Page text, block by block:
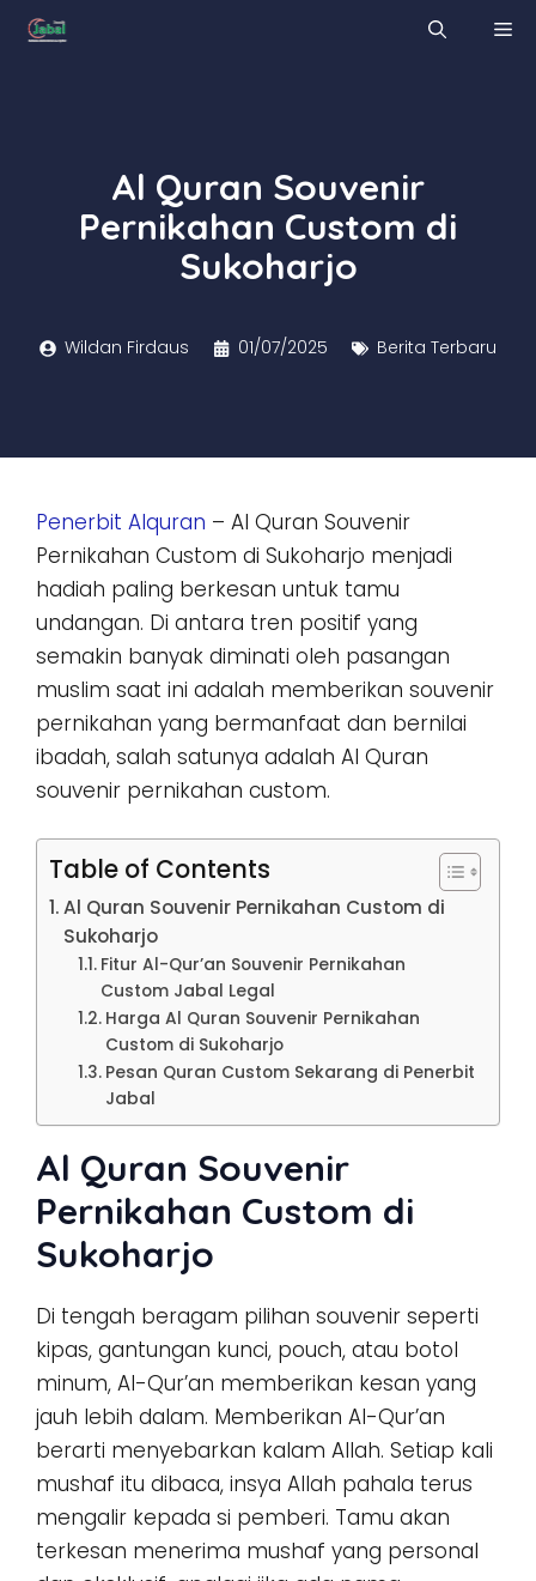
Skip
Al Quran Souvenir
Pernikahan Custom di
Sukoharjo
Wildan Firdaus 01/07/2025 Berita Terbaru
Penerbit Alquran – Al Quran Souvenir
Pernikahan Custom di Sukoharjo menjadi
hadiah paling berkesan untuk tamu
undangan. Di antara tren positif yang
semakin banyak diminati oleh pasangan
muslim saat ini adalah memberikan souvenir
pernikahan yang bermanfaat dan bernilai
ibadah, salah satunya adalah Al Quran
souvenir pernikahan custom.
Table of Contents
Al Quran Souvenir Pernikahan Custom di
Sukoharjo
Fitur Al-Qur’an Souvenir Pernikahan
Custom Jabal Legal
Harga Al Quran Souvenir Pernikahan
Custom di Sukoharjo
Pesan Quran Custom Sekarang di Penerbit
Jabal
Al Quran Souvenir
Pernikahan Custom di
Sukoharjo
Di tengah beragam pilihan souvenir seperti
kipas, gantungan kunci, pouch, atau botol
minum, Al-Qur’an memberikan kesan yang
jauh lebih dalam. Memberikan Al-Qur’an
berarti menyebarkan kalam Allah. Setiap kali
mushaf itu dibaca, insya Allah pahala terus
mengalir kepada si pemberi. Tamu akan
terkesan menerima mushaf yang personal